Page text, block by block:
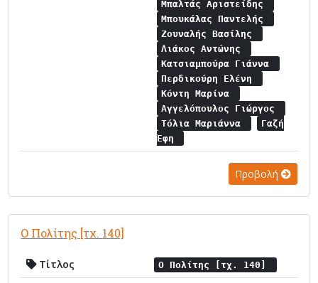
Μπαλτάς Αριστείδης
Μπουκάλας Παντελής
Ζουναλής Βασίλης
Λιάκος Αντώνης
Κατσιαμπούρα Γιάννα
Περδικούρη Ελένη
Κόντη Μαρίνα
Αγγελόπουλος Γιώργος
Τόλια Μαριάννα
Γαζή
Έφη
Προβολή
Ο Πολίτης [τχ. 140]
Τίτλος Ο Πολίτης [τχ. 140]